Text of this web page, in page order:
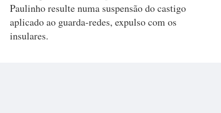
Paulinho resulte numa suspensão do castigo
aplicado ao guarda-redes, expulso com os
insulares.